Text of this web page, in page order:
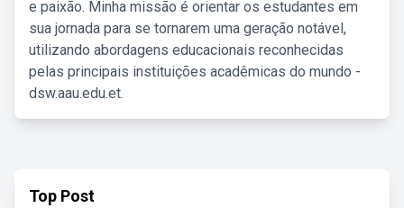
e paixão. Minha missão é orientar os estudantes em
sua jornada para se tornarem uma geração notável,
utilizando abordagens educacionais reconhecidas
pelas principais instituições acadêmicas do mundo -
dsw.aau.edu.et.
Top Post